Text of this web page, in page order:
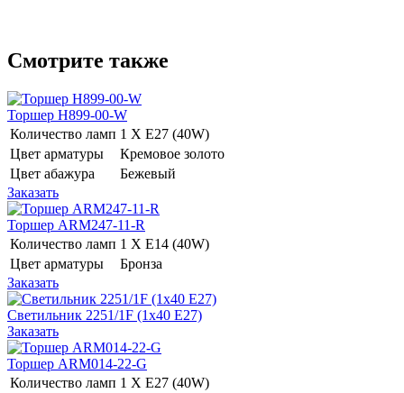
Смотрите также
Торшер H899-00-W
Количество ламп 1 Х E27 (40W)
Цвет арматуры
Кремовое золото
Цвет абажура
Бежевый
Заказать
Торшер ARM247-11-R
Количество ламп 1 Х E14 (40W)
Цвет арматуры
Бронза
Заказать
Светильник 2251/1F (1x40 E27)
Заказать
Торшер ARM014-22-G
Количество ламп 1 Х E27 (40W)